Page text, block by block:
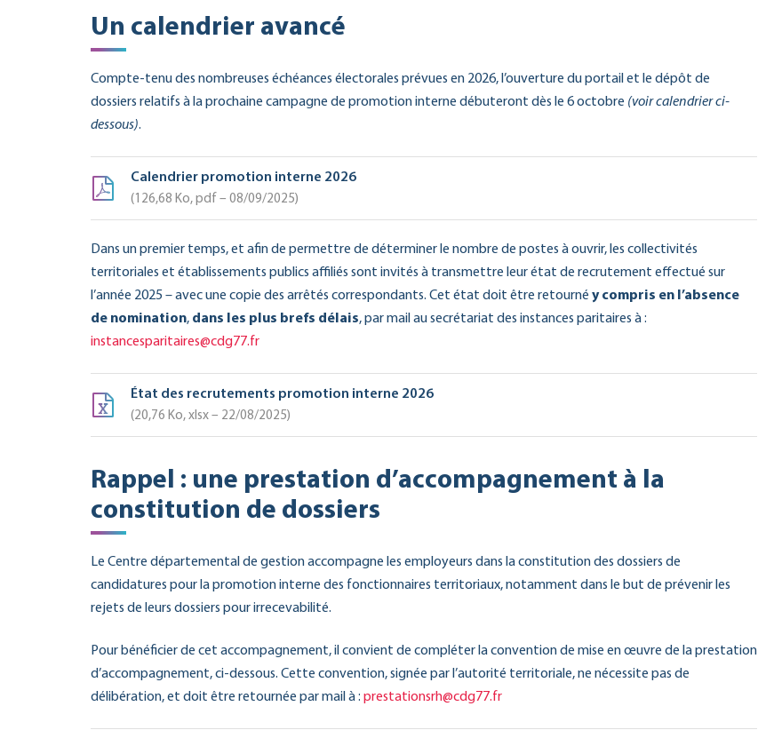
Un calendrier avancé
Compte-tenu des nombreuses échéances électorales prévues en 2026, l’ouverture du portail et le dépôt de
dossiers relatifs à la prochaine campagne de promotion interne débuteront dès le 6 octobre (voir calendrier ci-
dessous).
Calendrier promotion interne 2026
126,68 Ko, pdf – 08/09/2025
Dans un premier temps, et afin de permettre de déterminer le nombre de postes à ouvrir, les collectivités
territoriales et établissements publics affiliés sont invités à transmettre leur état de recrutement effectué sur
l’année 2025 – avec une copie des arrêtés correspondants. Cet état doit être retourné y compris en l’absence
de nomination, dans les plus brefs délais, par mail au secrétariat des instances paritaires à :
instancesparitaires@cdg77.fr
État des recrutements promotion interne 2026
20,76 Ko, xlsx – 22/08/2025
Rappel : une prestation d’accompagnement à la
constitution de dossiers
Le Centre départemental de gestion accompagne les employeurs dans la constitution des dossiers de
candidatures pour la promotion interne des fonctionnaires territoriaux, notamment dans le but de prévenir les
rejets de leurs dossiers pour irrecevabilité.
Pour bénéficier de cet accompagnement, il convient de compléter la convention de mise en œuvre de la prestation
d’accompagnement, ci-dessous. Cette convention, signée par l’autorité territoriale, ne nécessite pas de
délibération, et doit être retournée par mail à : prestationsrh@cdg77.fr